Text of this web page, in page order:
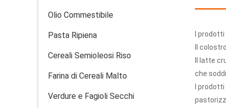
Olio Commestibile
Pasta Ripiena
Cereali Semioleosi Riso
Farina di Cereali Malto
Verdure e Fagioli Secchi
I
Il
Il latte
che
I